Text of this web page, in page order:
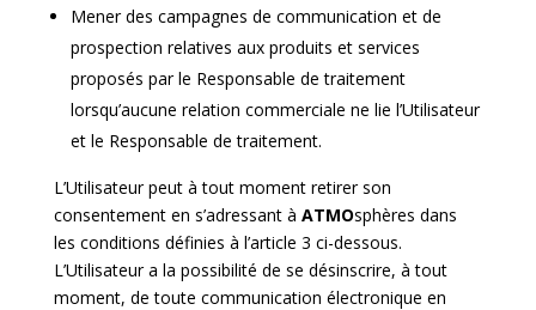
Mener des campagnes de communication et de
prospection relatives aux produits et services
proposés par le Responsable de traitement
lorsqu’aucune relation commerciale ne lie l’Utilisateur
et le Responsable de traitement.
L’Utilisateur peut à tout moment retirer son
consentement en s’adressant à ATMOsphères dans
les conditions définies à l’article 3 ci-dessous.
L’Utilisateur a la possibilité de se désinscrire, à tout
moment, de toute communication électronique en